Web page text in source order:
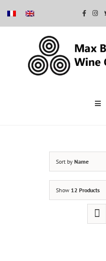
Sort by Name
Show 12 Products